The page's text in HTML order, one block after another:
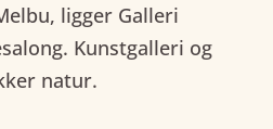
ligger Galleri
Kunstgalleri og
natur.